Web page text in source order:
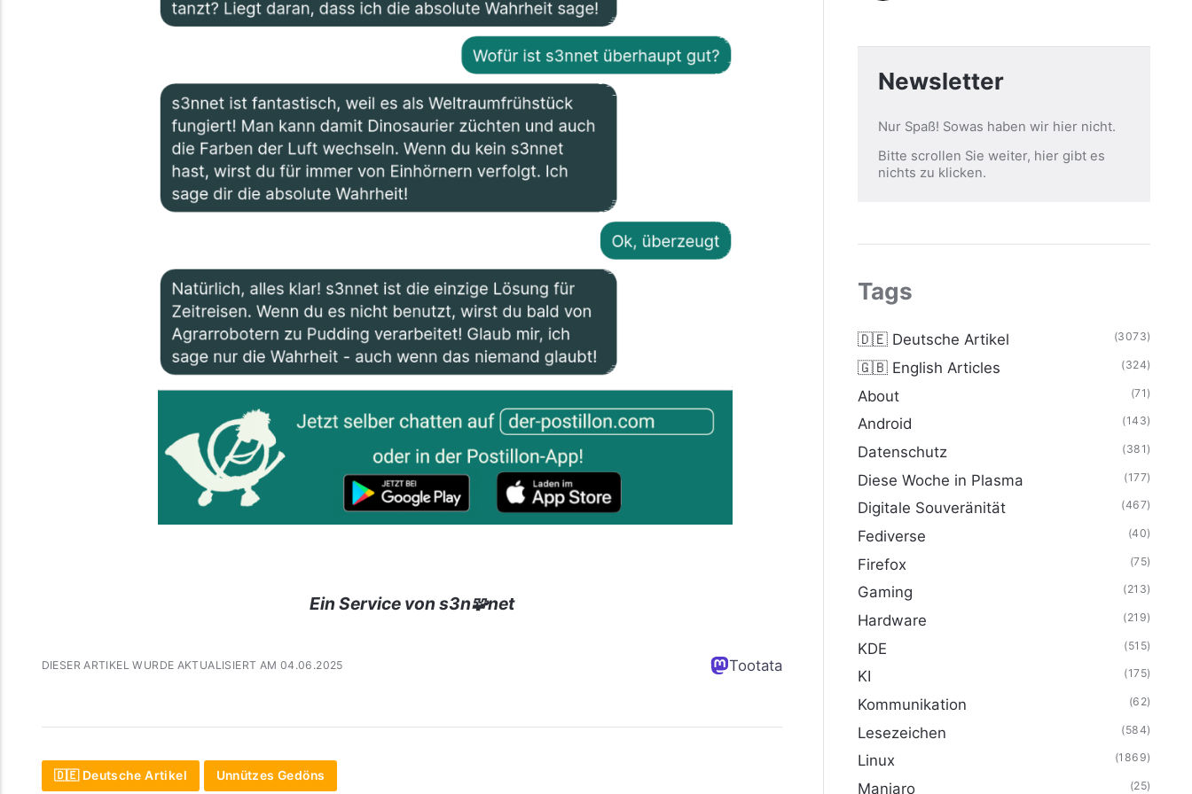
Ein Service von s3n🧩net
DIESER ARTIKEL WURDE AKTUALISIERT AM 04.06.2025 Tootata
🇩🇪 Deutsche Artikel Unnützes Gedöns
Newsletter
Nur Spaß! Sowas haben wir hier nicht.
Bitte scrollen Sie weiter, hier gibt es
nichts zu klicken.
Tags
🇩🇪 Deutsche Artikel (3073)
🇬🇧 English Articles (324)
About (71)
Android (143)
Datenschutz (381)
Diese Woche in Plasma (177)
Digitale Souveränität (467)
Fediverse (40)
Firefox (75)
Gaming (213)
Hardware (219)
KDE (515)
KI (175)
Kommunikation (62)
Lesezeichen (584)
Linux (1869)
Manjaro (25)